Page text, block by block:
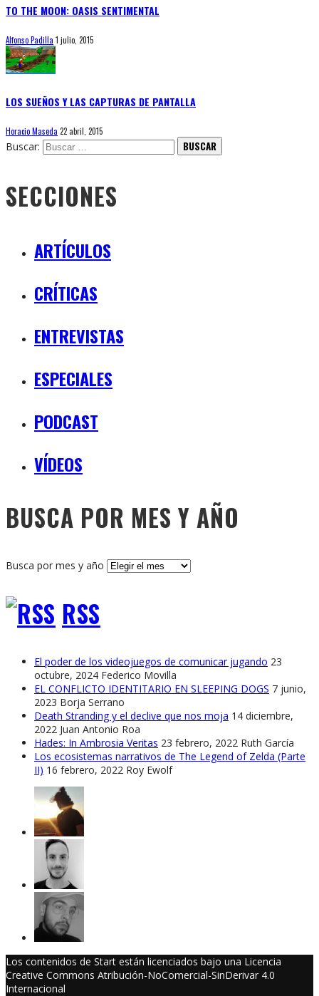
TO THE MOON: OASIS SENTIMENTAL
Alfonso Padilla 1 julio, 2015
LOS SUEÑOS Y LAS CAPTURAS DE PANTALLA
Horacio Maseda 22 abril, 2015
Buscar:
SECCIONES
ARTÍCULOS
CRÍTICAS
ENTREVISTAS
ESPECIALES
PODCAST
VÍDEOS
BUSCA POR MES Y AÑO
Busca por mes y año
RSS
El poder de los videojuegos de comunicar jugando 23
octubre, 2024 Federico Movilla
EL CONFLICTO IDENTITARIO EN SLEEPING DOGS 7 junio,
2023 Borja Serrano
Death Stranding y el declive que nos moja 14 diciembre,
2022 Juan Antonio Roa
Hades: In Ambrosia Veritas 23 febrero, 2022 Ruth García
Los ecosistemas narrativos de The Legend of Zelda (Parte
II) 16 febrero, 2022 Roy Ewolf
Los contenidos de Start están licenciados bajo una Licencia
Creative Commons Atribución-NoComercial-SinDerivar 4.0
Internacional